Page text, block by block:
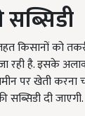
किसानों को
रही है. इसके
पर खेती करना
सब्सिडी दी जाएगी.